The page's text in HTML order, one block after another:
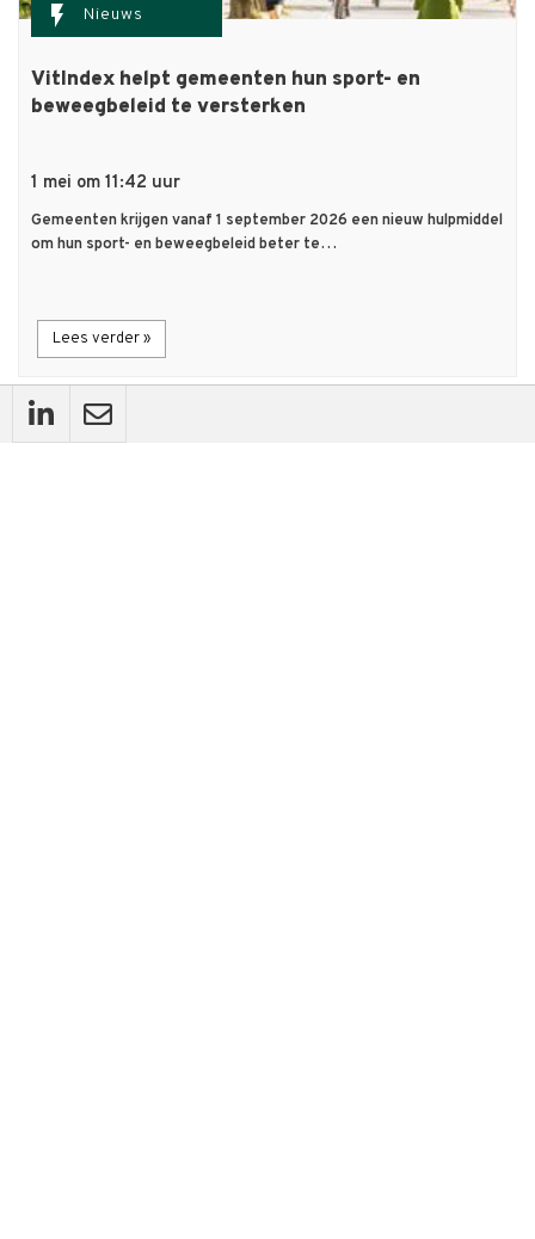
flash_on Nieuws
VitIndex helpt gemeenten hun sport- en
beweegbeleid te versterken
1 mei om 11:42 uur
Gemeenten krijgen vanaf 1 september 2026 een nieuw hulpmiddel
om hun sport- en beweegbeleid beter te…
Lees verder »